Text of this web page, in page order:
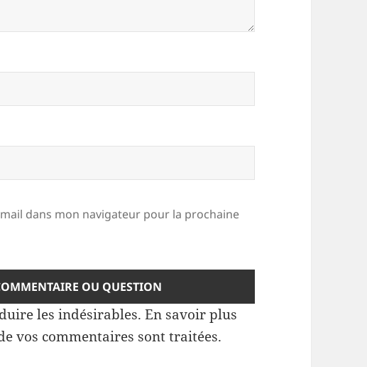
dans mon navigateur pour la prochaine
les indésirables.En savoir plus
vos commentaires sont traitées.